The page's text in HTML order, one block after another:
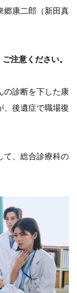
郷康二郎（新田真
注意ください。
の診断を下した康
、後遺症で職場復
て、総合診療科の